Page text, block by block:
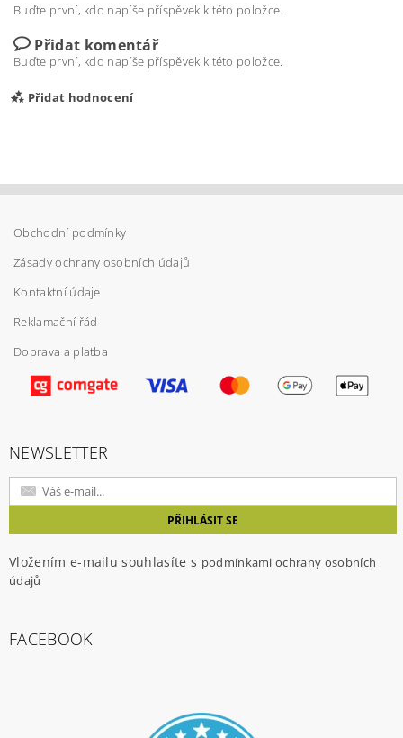
Buďte první, kdo napíše příspěvek k této položce.
Přidat komentář
Buďte první, kdo napíše příspěvek k této položce.
Přidat hodnocení
Vložením hodnocení souhlasíte spodmínkami
ochrany osobních údajů
Obchodní podmínky
Zásady ochrany osobních údajů
Kontaktní údaje
Reklamační řád
Doprava a platba
NEWSLETTER
Vložením e-mailu souhlasíte s podmínkami ochrany osobních
údajů
FACEBOOK